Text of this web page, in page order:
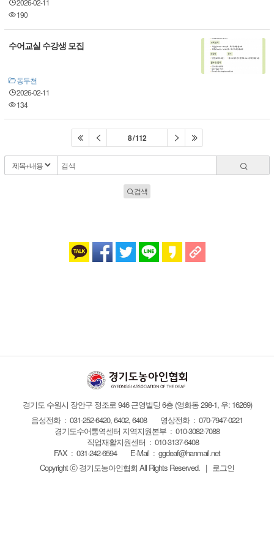
2026-02-11
190
수어교실 수강생 모집
동두천
2026-02-11
134
8 / 112
검색
경기도 수원시 장안구 정조로 946 근영빌딩 6층 (영화동 298-1, 우: 16269)
음성전화 : 031-252-6420, 6402, 6408
영상전화 : 070-7947-0221
경기도수어통역센터 지역지원본부 : 010-3082-7088
직업재활지원센터 : 010-3137-6408
FAX : 031-242-6594 E-Mail :ggdeaf@hanmail.net
Copyright ⓒ 경기도농아인협회 All Rights Reserved. | 로그인